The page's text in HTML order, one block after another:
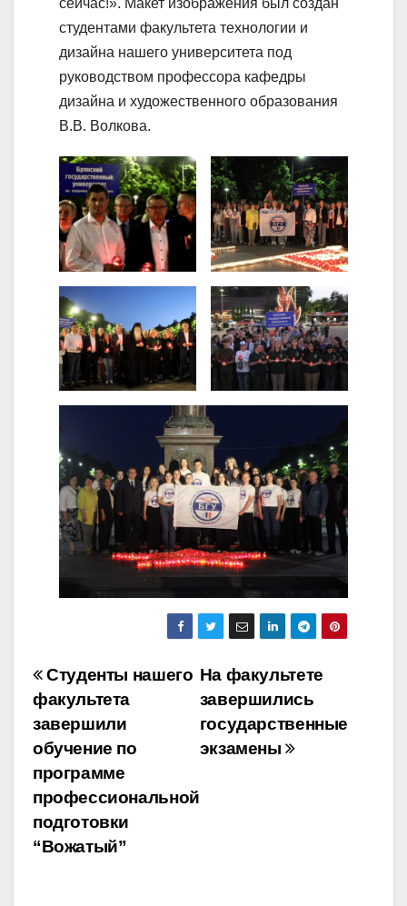
сейчас!». Макет изображения был создан
студентами факультета технологии и
дизайна нашего университета под
руководством профессора кафедры
дизайна и художественного образования
В.В. Волкова.
Навигация
по
записям
На факультете
завершились
государственные
экзамены
Студенты нашего
факультета
завершили
обучение по
программе
профессиональной
подготовки
“Вожатый”